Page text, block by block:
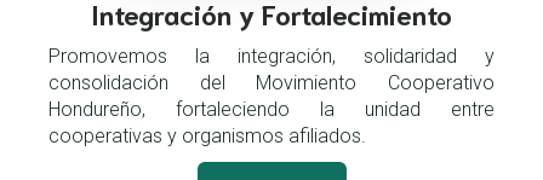
Integración y Fortalecimiento
Promovemos la integración, solidaridad y
consolidación del Movimiento Cooperativo
Hondureño, fortaleciendo la unidad entre
cooperativas y organismos afiliados.